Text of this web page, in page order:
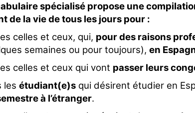
spécialisé propose une
de la vie de tous les jours pour :
celles et ceux, qui, pour des raisons
semaines ou pour toujours), en
celles et ceux qui vont passer leurs
les étudiant(e)s qui désirent étudier en
à l’étranger.